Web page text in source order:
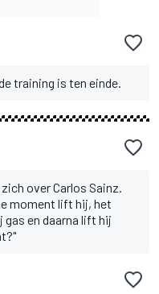
training is ten einde.
over Carlos Sainz.
moment lift hij, het
en daarna lift hij